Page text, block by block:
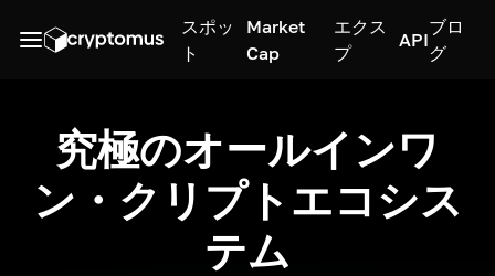
スポッ
ト
Market
Cap
エクス
プ
API
ブロ
グ
究極のオールインワ
ン・クリプトエコシス
テム